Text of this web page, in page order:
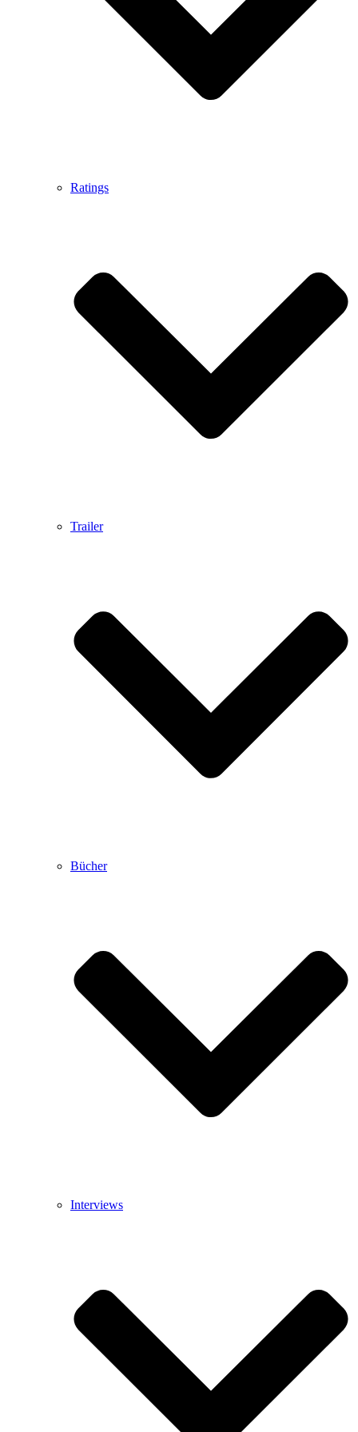
Ratings
Trailer
Bücher
Interviews